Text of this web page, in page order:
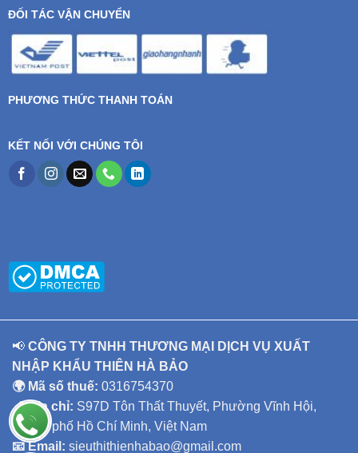
ĐỐI TÁC VẬN CHUYỂN
PHƯƠNG THỨC THANH TOÁN
KẾT NỐI VỚI CHÚNG TÔI
📢 CÔNG TY TNHH THƯƠNG MẠI DỊCH VỤ XUẤT
NHẬP KHẨU THIÊN HÀ BẢO
🌍 Mã số thuế: 0316754370
📍 Địa chỉ: S97D Tôn Thất Thuyết, Phường Vĩnh Hội,
Thành phố Hồ Chí Minh, Việt Nam
📧 Email: sieuthithienhabao@gmail.com